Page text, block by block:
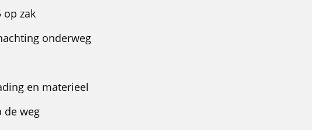
op zak
onderweg
en materieel
de weg